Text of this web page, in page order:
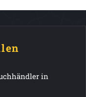
in